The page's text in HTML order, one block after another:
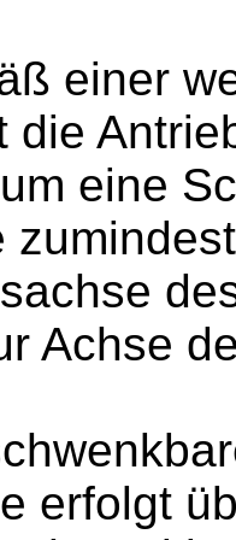
einer
die
eine
Achse
erfolgt